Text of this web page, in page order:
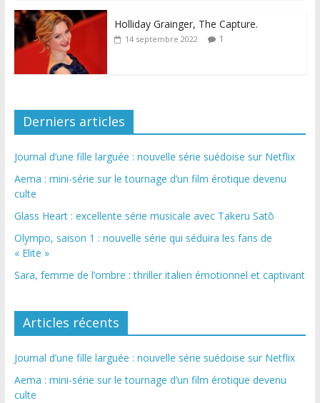
Holliday Grainger, The Capture.
14 septembre 2022 1
Derniers articles
Journal d’une fille larguée : nouvelle série suédoise sur Netflix
Aema : mini-série sur le tournage d’un film érotique devenu
culte
Glass Heart : excellente série musicale avec Takeru Satō
Olympo, saison 1 : nouvelle série qui séduira les fans de
« Elite »
Sara, femme de l’ombre : thriller italien émotionnel et captivant
Articles récents
Journal d’une fille larguée : nouvelle série suédoise sur Netflix
Aema : mini-série sur le tournage d’un film érotique devenu
culte